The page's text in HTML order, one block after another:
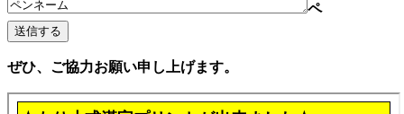
ペ
ぜひ、ご協力お願い申し上げます。